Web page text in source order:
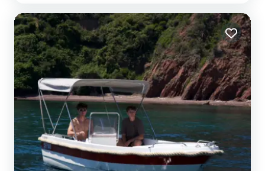
rangement Départ : La Coudoulière – Six-Four...